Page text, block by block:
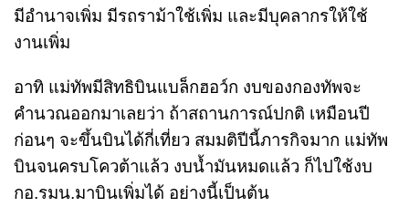
มีอำนาจเพิ่ม มีรถราม้าใช้เพิ่ม และมีบุคลากรให้ใช้
งานเพิ่ม
อาทิ แม่ทัพมีสิทธิบินแบล็กฮอว์ก งบของกองทัพจะ
คำนวณออกมาเลยว่า ถ้าสถานการณ์ปกติ เหมือนปี
ก่อนๆ จะขึ้นบินได้กี่เที่ยว สมมติปีนี้ภารกิจมาก แม่ทัพ
บินจนครบโควต้าแล้ว งบน้ำมันหมดแล้ว ก็ไปใช้งบ
กอ.รมน.มาบินเพิ่มได้ อย่างนี้เป็นต้น